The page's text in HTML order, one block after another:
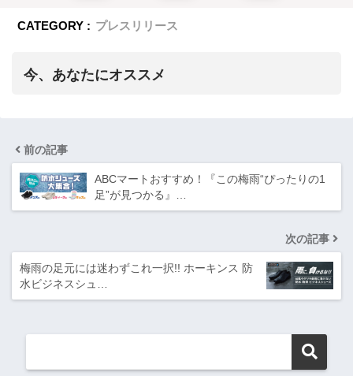
CATEGORY : プレスリリース
今、あなたにオススメ
前の記事
ABCマートおすすめ！『この梅雨“ぴったりの1
足”が見つかる』…
次の記事
梅雨の足元には迷わずこれ一択!! ホーキンス 防
水ビジネスシュ…